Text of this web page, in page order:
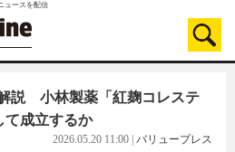
ュースを配信
説 小林製薬「紅麹コレステ
て成立するか
2026.05.20 11:00 バリュープレス